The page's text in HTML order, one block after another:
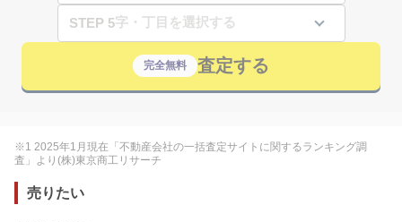
STEP 5
完全無料 査定する
※1 2025年1月現在「不動産会社の一括査定サイトに関するランキング調
査」より(株)東京商工リサーチ
売りたい